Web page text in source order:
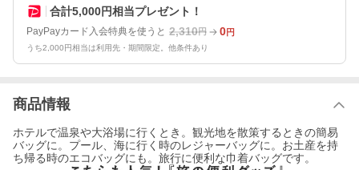
合計5,000円相当プレゼント！
PayPayカード入会特典を使うと 2,310円 0円
うち2,000円相当は利用先・期間限定。他条件あり
商品情報
ホテルで温泉や大浴場に行くとき。観光地を散策するときの簡易
バッグに。プール、海に行く時のレジャーバッグに。お土産を持
ち帰る時のエコバッグにも。旅行に便利な巾着バッグです。